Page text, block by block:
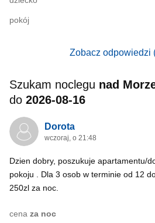
pokój
Zobacz odpowiedzi
Szukam noclegu nad
do 2026-08-16
Dorota
wczoraj, o 21:48
Dzien dobry, poszukuje apartamentu/
pokoju . Dla 3 osob w terminie od 12
250zl za noc.
cena za noc